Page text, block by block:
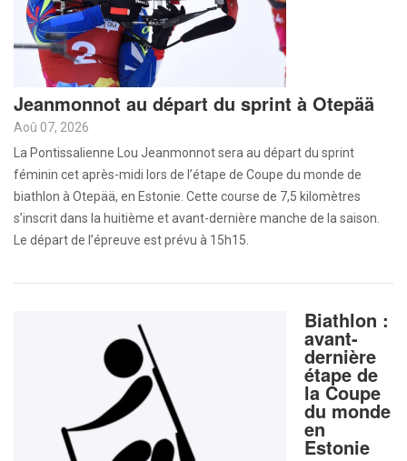
Jeanmonnot au départ du sprint à Otepää
Aoû 07, 2026
La Pontissalienne Lou Jeanmonnot sera au départ du sprint
féminin cet après-midi lors de l’étape de Coupe du monde de
biathlon à Otepää, en Estonie. Cette course de 7,5 kilomètres
s’inscrit dans la huitième et avant-dernière manche de la saison.
Le départ de l’épreuve est prévu à 15h15.
Biathlon :
avant-
dernière
étape de
la Coupe
du monde
en
Estonie